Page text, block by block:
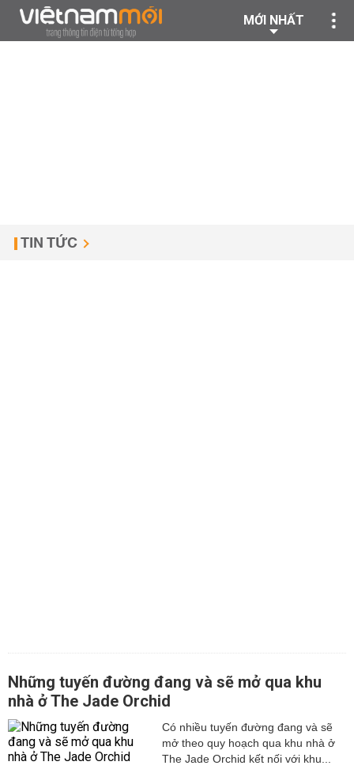
MỚI NHẤT
TIN TỨC
Những tuyến đường đang và sẽ mở qua khu
nhà ở The Jade Orchid
Có nhiều tuyến đường đang và sẽ
mở theo quy hoạch qua khu nhà ở
The Jade Orchid kết nối với khu...